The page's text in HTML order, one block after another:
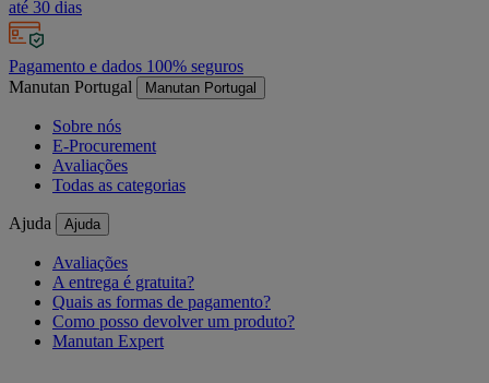
até 30 dias
Pagamento e dados 100% seguros
Manutan Portugal
Manutan Portugal
Sobre nós
E-Procurement
Avaliações
Todas as categorias
Ajuda Ajuda
Avaliações
A entrega é gratuita?
Quais as formas de pagamento?
Como posso devolver um produto?
Manutan Expert